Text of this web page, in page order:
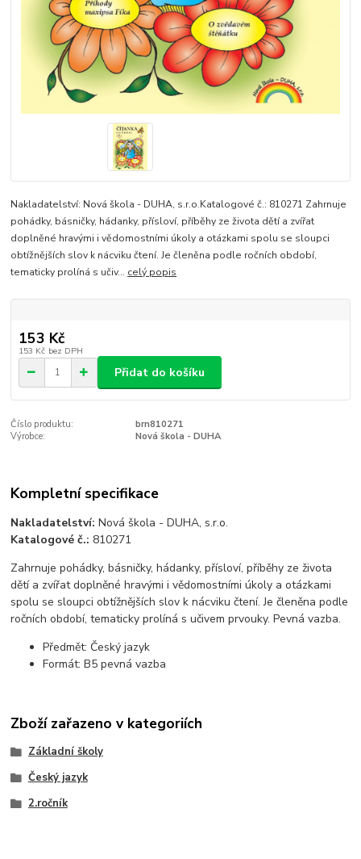
Nakladatelství: Nová škola - DUHA, s.r.o.Katalogové č.: 810271 Zahrnuje
pohádky, básničky, hádanky, přísloví, příběhy ze života dětí a zvířat
doplněné hravými i vědomostními úkoly a otázkami spolu se sloupci
obtížnějších slov k nácviku čtení. Je členěna podle ročních období,
tematicky prolíná s učiv... celý popis
153 Kč
153 Kč bez DPH
Přidat do košíku
Číslo produktu:
brn810271
Výrobce:
Nová škola - DUHA
Kompletní specifikace
Nakladatelství: Nová škola - DUHA, s.r.o.
Katalogové č.: 810271
Zahrnuje pohádky, básničky, hádanky, přísloví, příběhy ze života
dětí a zvířat doplněné hravými i vědomostními úkoly a otázkami
spolu se sloupci obtížnějších slov k nácviku čtení. Je členěna podle
ročních období, tematicky prolíná s učivem prvouky. Pevná vazba.
Předmět: Český jazyk
Formát: B5 pevná vazba
Zboží zařazeno v kategoriích
Základní školy
Český jazyk
2.ročník